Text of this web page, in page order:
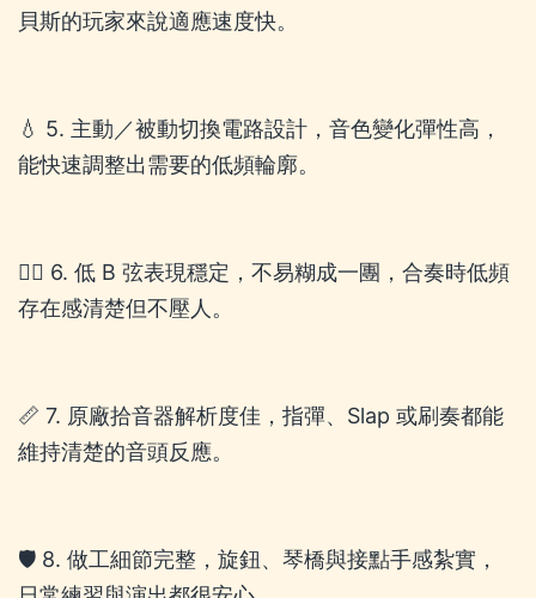
貝斯的玩家來說適應速度快。
💧 5. 主動／被動切換電路設計，音色變化彈性高，
能快速調整出需要的低頻輪廓。
🚶‍♂️ 6. 低 B 弦表現穩定，不易糊成一團，合奏時低頻
存在感清楚但不壓人。
📏 7. 原廠拾音器解析度佳，指彈、Slap 或刷奏都能
維持清楚的音頭反應。
🛡️ 8. 做工細節完整，旋鈕、琴橋與接點手感紮實，